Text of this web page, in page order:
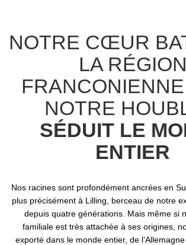
NOTRE CŒUR
LA RÉGION
NOTRE
SÉDUIT LE
ENTIER
Nos racines sont profondément ancrées en
plus précisément à Lilling, berceau de notre
depuis quatre générations. Mais même si
familiale est très attachée à ses origines,
exporté dans le monde entier, de